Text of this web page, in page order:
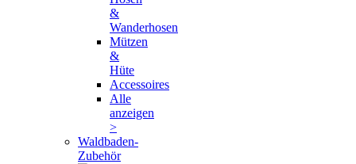
&
Wanderhosen
Mützen
&
Hüte
Accessoires
Alle
anzeigen
>
Waldbaden-
Zubehör